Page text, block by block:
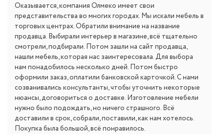
Оказывается, компания Олмеко имеет свои
представительства во многих городах. Мы искали мебель в
торговых центрах. Обратили внимание на название
продавца. Выбирали интерьер в магазине, всё тщательно
смотрели, подбирали. Потом зашли на сайт продавца,
нашли мебель, которая нас заинтересовала. Для выбора
нам понадобилось несколько дней. Потом быстро
оформили заказ, оплатили банковской карточкой. С нами
созванивались консультанты, чтобы уточнить некоторые
нюансы, договориться о доставке. Изготовление мебели
нужно было подождать, но ничего страшного. Всё
доставили в срок, собрали, поставили, как нам хотелось.
Покупка была большой, всё понравилось.